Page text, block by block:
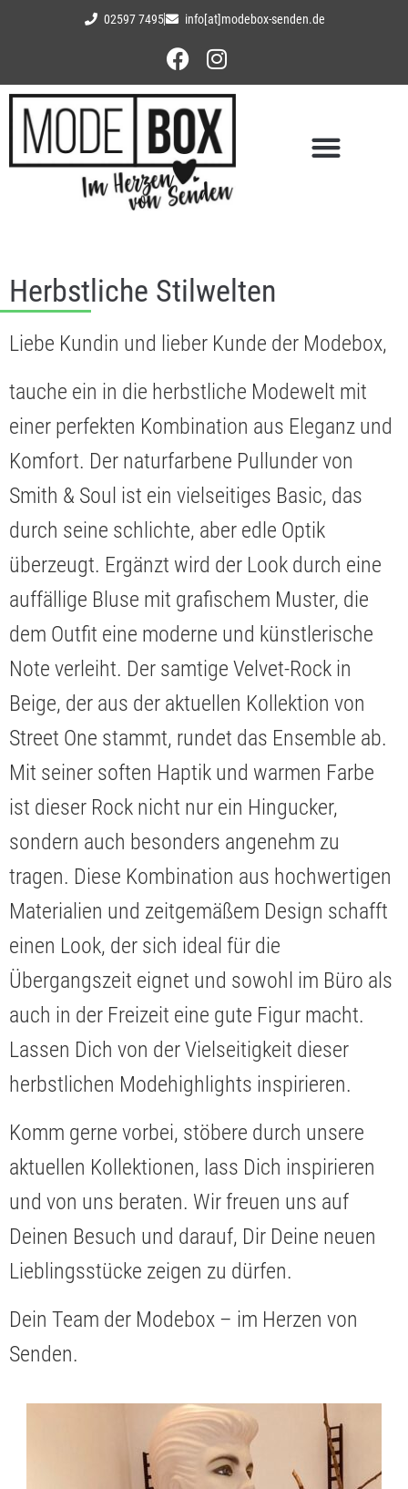
02597 7495 info[at]modebox-senden.de
Herbstliche Stilwelten
Liebe Kundin und lieber Kunde der Modebox,
tauche ein in die herbstliche Modewelt mit
einer perfekten Kombination aus Eleganz und
Komfort. Der naturfarbene Pullunder von
Smith & Soul ist ein vielseitiges Basic, das
durch seine schlichte, aber edle Optik
überzeugt. Ergänzt wird der Look durch eine
auffällige Bluse mit grafischem Muster, die
dem Outfit eine moderne und künstlerische
Note verleiht. Der samtige Velvet-Rock in
Beige, der aus der aktuellen Kollektion von
Street One stammt, rundet das Ensemble ab.
Mit seiner soften Haptik und warmen Farbe
ist dieser Rock nicht nur ein Hingucker,
sondern auch besonders angenehm zu
tragen. Diese Kombination aus hochwertigen
Materialien und zeitgemäßem Design schafft
einen Look, der sich ideal für die
Übergangszeit eignet und sowohl im Büro als
auch in der Freizeit eine gute Figur macht.
Lassen Dich von der Vielseitigkeit dieser
herbstlichen Modehighlights inspirieren.
Komm gerne vorbei, stöbere durch unsere
aktuellen Kollektionen, lass Dich inspirieren
und von uns beraten. Wir freuen uns auf
Deinen Besuch und darauf, Dir Deine neuen
Lieblingsstücke zeigen zu dürfen.
Dein Team der Modebox – im Herzen von
Senden.